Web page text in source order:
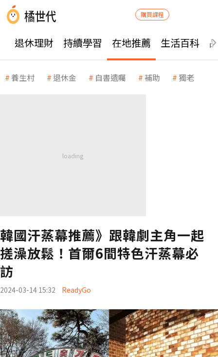
購買課程
退休理財 持續學習 在地推薦 生活百科
養生村 退休金 自書遺囑 補助 獨老
韓國汗蒸幕推薦》跟韓劇主角一起
搓澡放鬆！首爾6間特色汗蒸幕必
訪
2024-03-14 15:32 ReadyGo